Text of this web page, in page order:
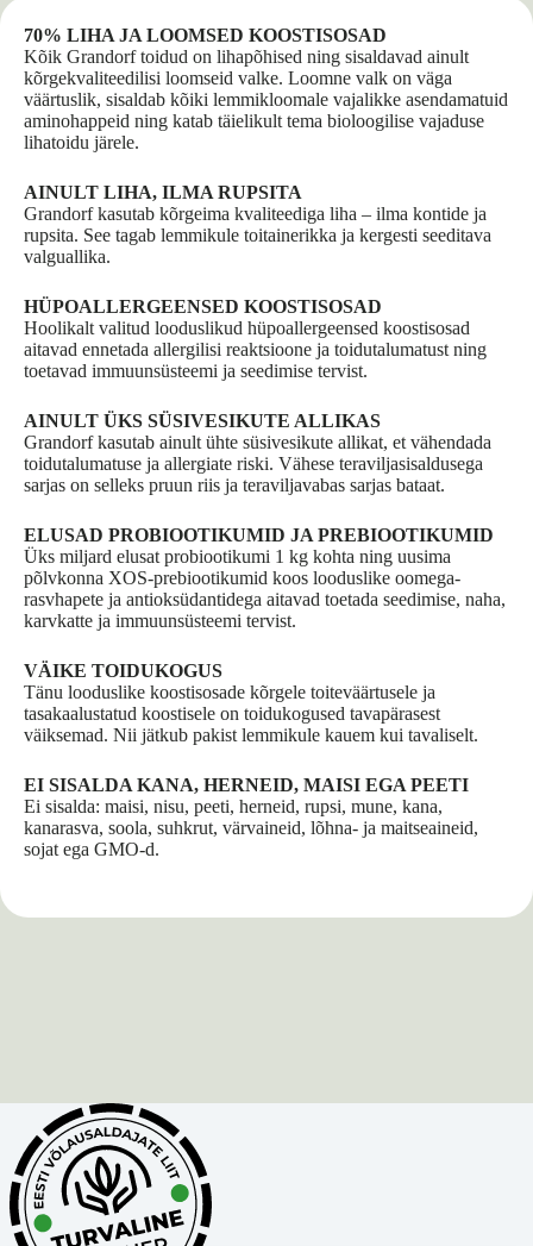
70% LIHA JA LOOMSED KOOSTISOSAD
Kõik Grandorf toidud on lihapõhised ning sisaldavad ainult
kõrgekvaliteedilisi loomseid valke. Loomne valk on väga
väärtuslik, sisaldab kõiki lemmikloomale vajalikke asendamatuid
aminohappeid ning katab täielikult tema bioloogilise vajaduse
lihatoidu järele.
AINULT LIHA, ILMA RUPSITA
Grandorf kasutab kõrgeima kvaliteediga liha – ilma kontide ja
rupsita. See tagab lemmikule toitainerikka ja kergesti seeditava
valguallika.
HÜPOALLERGEENSED KOOSTISOSAD
Hoolikalt valitud looduslikud hüpoallergeensed koostisosad
aitavad ennetada allergilisi reaktsioone ja toidutalumatust ning
toetavad immuunsüsteemi ja seedimise tervist.
AINULT ÜKS SÜSIVESIKUTE ALLIKAS
Grandorf kasutab ainult ühte süsivesikute allikat, et vähendada
toidutalumatuse ja allergiate riski. Vähese teraviljasisaldusega
sarjas on selleks pruun riis ja teraviljavabas sarjas bataat.
ELUSAD PROBIOOTIKUMID JA PREBIOOTIKUMID
Üks miljard elusat probiootikumi 1 kg kohta ning uusima
põlvkonna XOS-prebiootikumid koos looduslike oomega-
rasvhapete ja antioksüdantidega aitavad toetada seedimise, naha,
karvkatte ja immuunsüsteemi tervist.
VÄIKE TOIDUKOGUS
Tänu looduslike koostisosade kõrgele toiteväärtusele ja
tasakaalustatud koostisele on toidukogused tavapärasest
väiksemad. Nii jätkub pakist lemmikule kauem kui tavaliselt.
EI SISALDA KANA, HERNEID, MAISI EGA PEETI
Ei sisalda: maisi, nisu, peeti, herneid, rupsi, mune, kana,
kanarasva, soola, suhkrut, värvaineid, lõhna- ja maitseaineid,
sojat ega GMO-d.